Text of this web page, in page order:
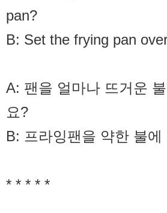
pan?
B: Set the frying pan
A: 팬을 얼마나 뜨거운
요?
B: 프라잉팬을 약한 불에
* * * * *